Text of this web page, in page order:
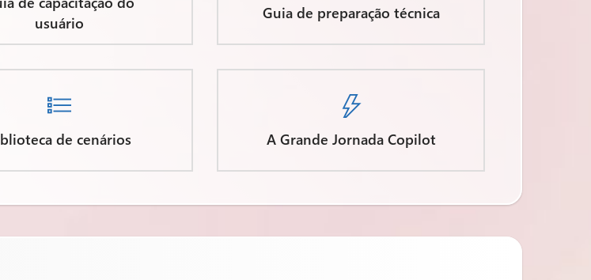
usuário
Guia de preparação técnica

de cenários

A Grande Jornada Copilot